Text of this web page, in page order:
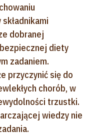
dobranej
diety
zadaniem.
przyczynić się do
chorób, w
trzustki.
wiedzy nie